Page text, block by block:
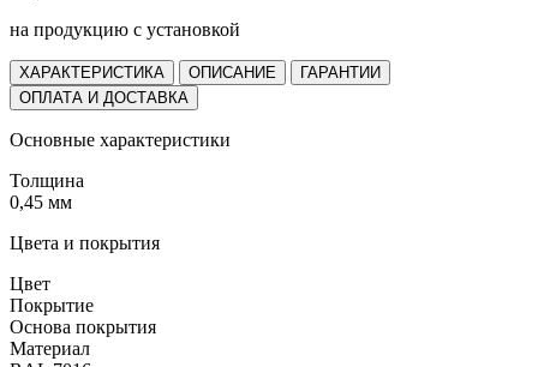
на продукцию с установкой
ХАРАКТЕРИСТИКА ОПИСАНИЕ
ГАРАНТИИ
ОПЛАТА И ДОСТАВКА
Основные характеристики
Толщина
0,45 мм
Цвета и покрытия
Цвет
Покрытие
Основа покрытия
Материал